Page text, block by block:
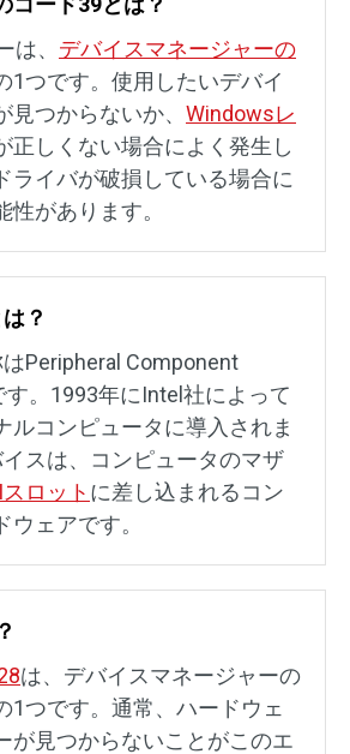
は、 デバイスマネージャーの
1つです。使用したいデバイ
見つからないか、 Windowsレ
正しくない場合によく発生し
ライバが破損している場合に
性があります。
？
Peripheral Component
。1993年にIntel社によって
ルコンピュータに導入されま
イスは、コンピュータのマザ
スロット に差し込まれるコン
ウェアです。
は、デバイスマネージャーの
1つです。通常、ハードウェ
が見つからないことがこのエ